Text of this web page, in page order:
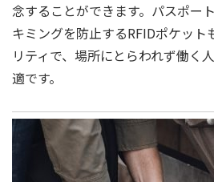
念することができます。パスポー
キミングを防⽌するRFIDポケット
リティで、場所にとらわれず働く
適です。